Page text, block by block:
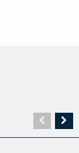
Seite